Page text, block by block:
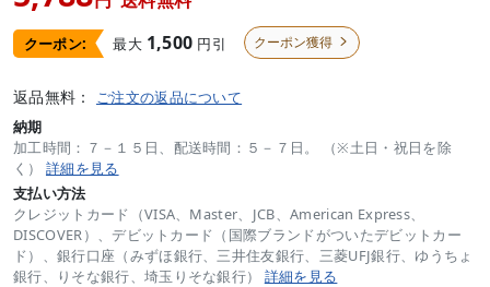
クーポン: 最大 1,500 円引 クーポン獲得 
返品無料： ご注文の返品について
納期
加工時間：７－１５日、配送時間：５－７日。 （※土日・祝日を除
く） 詳細を見る
支払い方法
クレジットカード（VISA、Master、JCB、American Express、
DISCOVER）、デビットカード（国際ブランドがついたデビットカー
ド）、銀行口座（みずほ銀行、三井住友銀行、三菱UFJ銀行、ゆうちょ
銀行、りそな銀行、埼玉りそな銀行） 詳細を見る